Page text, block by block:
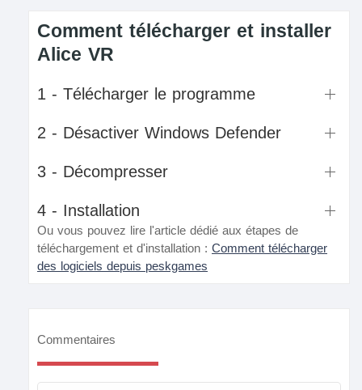
Comment télécharger et installer
Alice VR
1 - Télécharger le programme
2 - Désactiver Windows Defender
3 - Décompresser
4 - Installation
Ou vous pouvez lire l'article dédié aux étapes de
téléchargement et d'installation : Comment télécharger
des logiciels depuis peskgames
Commentaires